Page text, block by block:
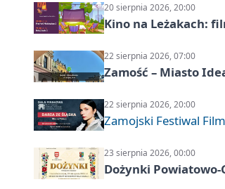
20 sierpnia 2026, 20:00
Kino na Leżakach:
22 sierpnia 2026, 07:00
Zamość – Miasto
22 sierpnia 2026, 20:00
Zamojski Festiwal
23 sierpnia 2026, 00:00
Dożynki Powiatowo-